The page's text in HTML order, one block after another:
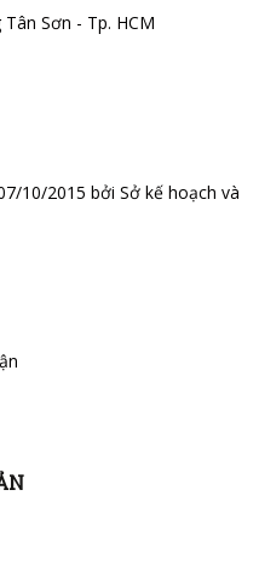
Sơn - Tp. HCM
10/2015 bởi Sở kế hoạch và